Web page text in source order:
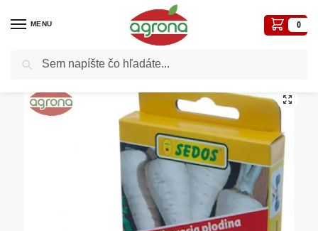
MENU 0
Domov Semená - osivá / Osivá zelenín